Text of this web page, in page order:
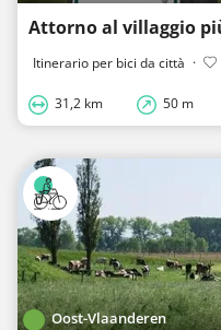
Attorno al villaggio
Itinerario per bici da città ·
31,2 km 50 m
Oost-Vlaanderen